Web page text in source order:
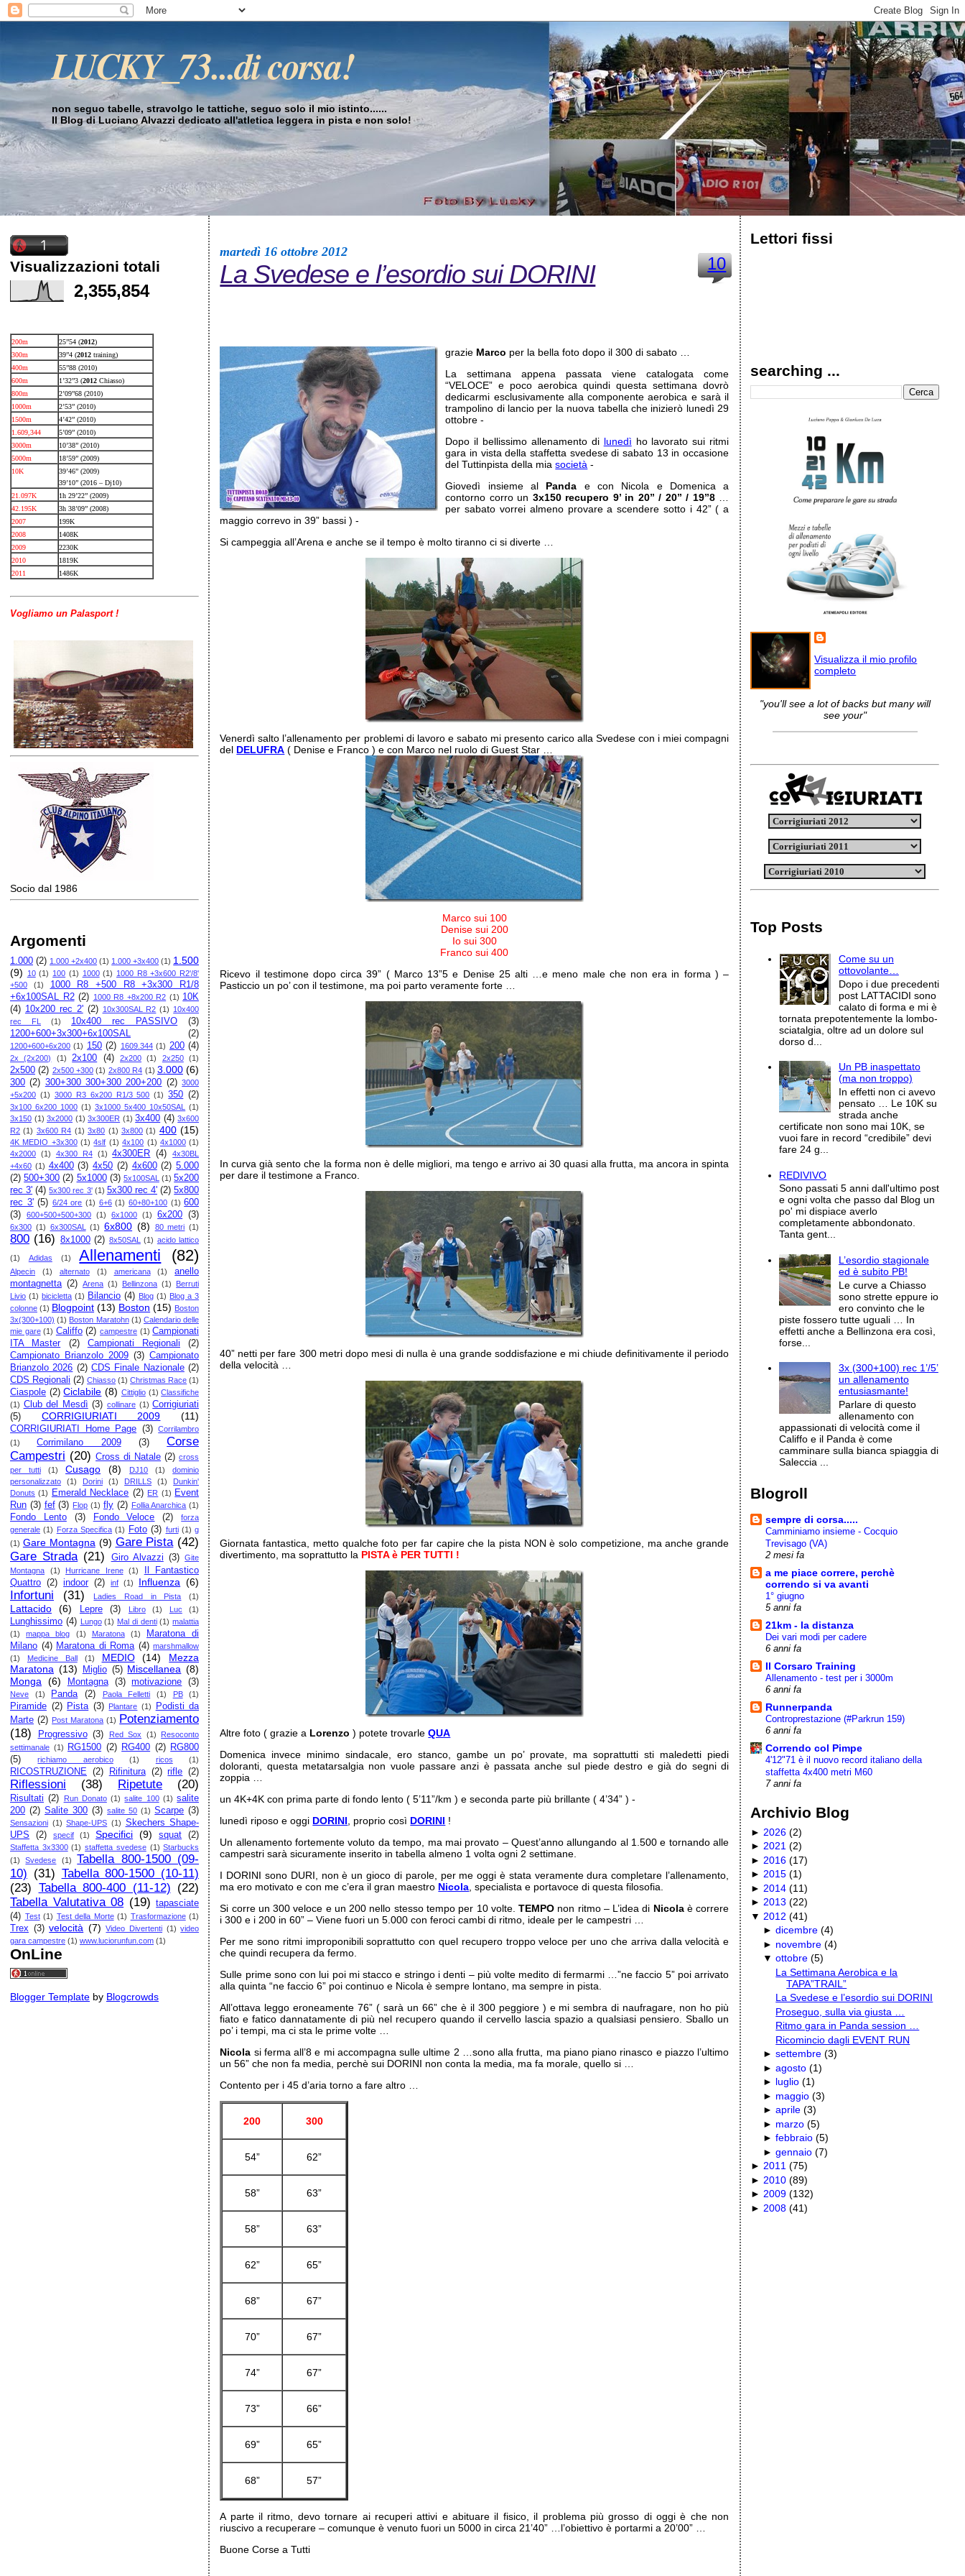
LUCKY_73...di corsa!
non seguo tabelle, stravolgo le tattiche, seguo solo il mio istinto......
Il Blog di Luciano Alvazzi dedicato all'atletica leggera in pista e non solo!
Visualizzazioni totali
2,355,854
200m 25”54 (2012)
300m
39”4 (2012 training)
400m
55”88 (2010)
600m
1’32”3 (2012 Chiasso)
800m
2’09”68 (2010)
1000m
2’53” (2010)
1500m
4’42” (2010)
1.609,344
5’09” (2010)
3000m
10’38” (2010)
5000m
18’59” (2009)
10K
39’46” (2009)
39’10” (2016 – Dj10)
21.097K
1h 29’22” (2009)
42.195K
3h 38’09” (2008)
2007
199K
2008
1408K
2009
2230K
2010
1819K
2011
1486K
Vogliamo un Palasport !
Socio dal 1986
Argomenti
1.000 (2) 1.000 +2x400 (1) 1.000 +3x400 (1) 1.500
(9)
10 (1) 100 (1) 1000 (1) 1000 R8 +3x600 R2'/8'
+500
(1)
1000 R8 +500 R8 +3x300 R1/8
+6x100SAL R2 (2) 1000 R8 +8x200 R2 (1) 10K
(4) 10x200 rec 2' (2) 10x300SAL R2 (1) 10x400
rec FL
(1) 10x400 rec PASSIVO
(3)
1200+600+3x300+6x100SAL
(2)
1200+600+6x200 (1) 150 (2) 1609.344 (1) 200 (4)
2x (2x200) (1) 2x100 (4) 2x200 (1) 2x250 (1)
2x500 (2) 2x500 +300 (1) 2x800 R4 (1) 3.000 (6)
300 (2) 300+300 300+300 200+200 (2) 3000
+5x200 (1) 3000 R3 6x200 R1/3 500 (1) 350 (2)
3x100 6x200 1000 (1) 3x1000 5x400 10x50SAL
(1)
3x150 (1) 3x2000 (1) 3x300ER (1) 3x400 (4) 3x600
R2 (1) 3x600 R4 (1) 3x80 (1) 3x800 (1) 400 (15)
4K MEDIO +3x300 (1) 4slf (1) 4x100 (1) 4x1000 (1)
4x2000 (1) 4x300 R4 (1) 4x300ER (4)
4x30BL
+4x60 (1) 4x400 (3) 4x50 (2) 4x600 (2) 5.000
(2) 500+300 (2) 5x1000 (3) 5x100SAL (1) 5x200
rec 3' (4) 5x300 rec 3' (1) 5x300 rec 4' (2) 5x800
rec 3' (5) 6/24 ore (1) 6+6 (1) 60+80+100 (1) 600
(3)
600+500+500+300 (1) 6x1000 (1) 6x200 (3)
6x300 (1) 6x300SAL (1) 6x800 (8) 80 metri (1)
800 (16) 8x1000 (2) 8x50SAL (1) acido lattico
(1) Adidas (1) Allenamenti (82)
Alpecin (1) alternato (1) americana (1)
anello
montagnetta (2) Arena (1) Bellinzona (1)
Berruti
Livio (1) bicicletta (1) Bilancio (4) Blog (1) Blog a 3
colonne (1) Blogpoint (13) Boston (15) Boston
3x(300+100) (1) Boston Maratohn (1) Calendario delle
mie gare (1) Califfo (2) campestre (1) Campionati
ITA Master
(2) Campionati Regionali
(2)
Campionato Brianzolo 2009 (3) Campionato
Brianzolo 2026 (2) CDS Finale Nazionale (2)
CDS Regionali (2) Chiasso (1) Christmas Race (1)
Ciaspole (2) Ciclabile (8) Cittiglio (1) Classifiche
(1) Club del Mesdì (3) collinare (1) Corrigiuriati
(5)
CORRIGIURIATI 2009 (11)
CORRIGIURIATI Home Page (3)
Corrilambro
(1)
Corrimilano 2009 (3)
Corse
Campestri (20) Cross di Natale (2) cross
per tutti
(1) Cusago (8) DJ10 (1)
dominio
personalizzato
(1) Dorini (1) DRILLS (1)
Dunkin'
Donuts (1) Emerald Necklace (2) ER (1) Event
Run (3) fef (3) Flop (1) fly (2) Follia Anarchica (1)
Fondo Lento (3) Fondo Veloce (2)
forza
generale (1) Forza Specifica (1) Foto (3) furti (1) g
(1) Gare Montagna (9) Gare Pista (42)
Gare Strada (21) Giro Alvazzi (3)
Gite
Montagna
(1) Hurricane Irene (1)
Il Fantastico
Quattro (2) indoor (2) inf (1) Influenza (6)
Infortuni (31) Ladies Road in Pista (1)
Lattacido (6) Lepre (3) Libro (1) Luc (1)
Lunghissimo (4) Lungo (1) Mal di denti (1) malattia
(1)
mappa blog (1) Maratona (1)
Maratona di
Milano (4) Maratona di Roma (4) marshmallow
(1)
Medicine Ball (1) MEDIO (14)
Mezza
Maratona (13) Miglio (5) Miscellanea (8)
Monga
(6) Montagna (3) motivazione (3)
Neve (1) Panda (2) Paola Felletti (1) PB (1)
Piramide (2) Pista (3) Plantare (1)
Podisti da
Marte (2) Post Maratona (1) Potenziamento
(18)
Progressivo (3) Red Sox (1)
Resoconto
settimanale (1) RG1500 (2) RG400 (2) RG800
(5)
richiamo aerobico (1) ricos (1)
RICOSTRUZIONE (2) Rifinitura (2) rifle (2)
Riflessioni (38) Ripetute (20)
Risultati (2) Run Donato (1) salite 100 (1) salite
200 (2) Salite 300 (3) salite 50 (1) Scarpe (3)
Sensazioni (1) Shape-UPS (1) Skechers Shape-
UPS
(2) specif (1) Specifici (9) squat (2)
Staffetta 3x3300 (1) staffetta svedese (1) Starbucks
(1)
Svedese (1)
Tabella 800-1500 (09-
10) (31) Tabella 800-1500 (10-11)
(23) Tabella 800-400 (11-12) (22)
Tabella Valutativa 08 (19) tapasciate
(4) Test (1) Test della Morte (1) Trasformazione (1)
Trex (3) velocità (7) Video Divertenti (1) video
gara campestre (1) www.luciorunfun.com (1)
OnLine
Blogger Template by Blogcrowds
martedì 16 ottobre 2012
10
La Svedese e l’esordio sui DORINI
grazie Marco per la bella foto dopo il 300 di sabato …
La settimana appena passata viene catalogata come
“VELOCE” e poco aerobica quindi questa settimana dovrò
dedicarmi esclusivamente alla componente aerobica e sarà il
trampolino di lancio per la nuova tabella che inizierò lunedì 29
ottobre -
Dopo il bellissimo allenamento di lunedì ho lavorato sui ritmi
gara in vista della staffetta svedese di sabato 13 in occasione
del Tuttinpista della miasocietà -
Giovedì insieme al Panda e con Nicola e Domenica a
contorno corro un 3x150 recupero 9’ in 20” / 20” / 19”8…
per sabato vorrei almeno provare a scendere sotto i 42” ( a
maggio correvo in 39” bassi ) -
Si campeggia all’Arena e anche se il tempo è molto tiranno ci si diverte …
Venerdì salto l’allenamento per problemi di lavoro e sabato mi presento carico alla Svedese con i miei compagni
del DELUFRA ( Denise e Franco ) e con Marco nel ruolo di Guest Star …
Marco sui 100
Denise sui 200
Io sui 300
Franco sui 400
Ricevo il testimone dopo circa 39” ( Marco 13”5 e Denise 25 alti …e meno male che non era in forma ) –
Pasticcio un po’ con il testimone, ma poi parto veramente forte …
In curva già sento che la forma non è delle migliori, ma tengo e arrivo ai 30 quasi alla frutta, ma ancora in spinta
per dare il testimone a Franco.
40” netti per fare 300 metri dopo mesi di nulla è una grande soddisfazione e mi chiude definitivamente il periodo
della velocità …
Giornata fantastica, metto qualche foto per far capire che la pista NON è solo competizione, ma anche grande
divertimento, ma soprattutto la PISTA è PER TUTTI !
Altre foto ( grazie a Lorenzo ) potete trovarleQUA
Domenica invece minimo sindacale, ero stanco, gambe un po’ provate, ma soprattutti sti maledetti piedi
doloranti, questa metatarsalgia non vuole passare anzi è passata anche sul piede destro e già do segni di
zoppia …
un 4K+4K con prima parte di fondo lento ( 5’11”/km ) e seconda parte più brillante ( 4’34” ) -
lunedì riposo e oggi DORINI , proprio così DORINI !
Un allenamento fortemente voluto da tempo, ma mai provato – Quest’anno allungando al 1.500 e tornando alle
campestri sarà sicuramente inserito in tabella almeno 1 volta ogni 2 settimane.
I DORINI sono DURI, non è un gioco di parole, per me oggi è stata veramente dura completare l’allenamento,
ma ero motivato e con me c’era il gran maestro Nicola , specialista e portavoce di questa filosofia.
Si corre un 300 veloce e un 200 nello stesso tempo per 10 volte.TEMPO non ritmo – L’idea di Nicolaè correre
i 300 e i 200 in 60” – Viene fuori un 5.000 con feroci cambi di ritmo, ideale per le campestri …
Per me sono ritmi improponibili soprattutto con quel recupero troppo veloce per uno che arriva dalla velocità e
che quindi recupera da fermo.
Sulle prime sono con lui poi mi stacco e stringo i denti – più volte medito di fermarmi …”ne faccio 5” poi arrivato
alla quinta “ne faccio 6” poi continuo e Nicola è sempre lontano, ma sempre in pista.
All’ottava leggo eroneamente 76” ( sarà un 66” che è il 300 peggiore ) e mi sembra di naufragare, non ho più
fiato e fatico dannatamente di più nel recupero quando il cervello lascia spazio a qualsiasi pensiero. Sballo un
po’ i tempi, ma ci sta le prime volte …
Nicola si ferma all’8 e mi accompagna sulle ultime 2 …sono alla frutta, ma piano piano rinasco e piazzo l’ultimo
un 56” che non fa media, perchè sui DORINI non conta la media, ma fa morale, quello si …
Contento per i 45 d’aria torno a fare altro …
200 300
54” 62”
58” 63”
58” 63”
62” 65”
68” 67”
70” 67”
74” 67”
73” 66”
69” 65”
68” 57”
A parte il ritmo, devo tornare ai recuperi attivi e abituare il fisico, il problema più grosso di oggi è che non
riuscivo a recuperare – comunque è venuto fuori un 5000 in circa 21’40” …l’obiettivo è portarmi a 20’00” …
Buone Corse a Tutti
Lettori fissi
searching ...
Visualizza il mio profilo
completo
"you'll see a lot of backs but many will
see your"
Top Posts
Come su un
ottovolante…
Dopo i due precedenti
post LATTACIDI sono
calato di forma e mi è
tornata prepotentemente la lombo-
sciatalgia, oltre ad un dolore sul
dorso d...
Un PB inaspettato
(ma non troppo)
In effetti non ci avevo
pensato … Le 10K su
strada anche
certificate non sono mai 10K, se
vuoi fare in record “credibile” devi
fare 24 g...
REDIVIVO
Sono passati 5 anni dall'ultimo post
e ogni volta che passo dal Blog un
po' mi dispiace averlo
completamente abbondonato.
Tanta gent...
L’esordio stagionale
ed è subito PB!
Le curve a Chiasso
sono strette eppure io
ero convinto che le
piste fossero tutte uguali … In
effetti anche a Bellinzona era così,
forse...
3x (300+100) rec 1’/5’
un allenamento
entusiasmante!
Parlare di questo
allenamento con
appassionati di velocità come il
Califfo e il Panda è come
camminare sulla bianca spiaggia di
Saleccia ...
Blogroll
sempre di corsa.....
Camminiamo insieme - Cocquio
Trevisago (VA)
2 mesi fa
a me piace correre, perchè
correndo si va avanti
1° giugno
5 anni fa
21km - la distanza
Dei vari modi per cadere
6 anni fa
Il Corsaro Training
Allenamento - test per i 3000m
6 anni fa
Runnerpanda
Controprestazione (#Parkrun 159)
6 anni fa
Correndo col Pimpe
4'12"71 è il nuovo record italiano della
staffetta 4x400 metri M60
7 anni fa
Archivio Blog
► 2026 (2)
►2021 (2)
► 2016 (17)
►2015 (1)
► 2014 (11)
►2013 (22)
▼ 2012 (41)
►dicembre (4)
► novembre (4)
▼ottobre (5)
La Settimana Aerobica e la
TAPA”TRAIL”
La Svedese e l’esordio sui DORINI
Proseguo, sulla via giusta …
Ritmo gara in Panda session …
Ricomincio dagli EVENT RUN
►settembre (3)
►agosto (1)
► luglio (1)
► maggio (3)
►aprile (3)
► marzo (5)
►febbraio (5)
►gennaio (7)
►2011 (75)
► 2010 (89)
►2009 (132)
► 2008 (41)